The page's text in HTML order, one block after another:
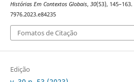
Histórias Em Contextos Globais, 30(53),
7976.2023.e84235
Fomatos de Citação
Edição